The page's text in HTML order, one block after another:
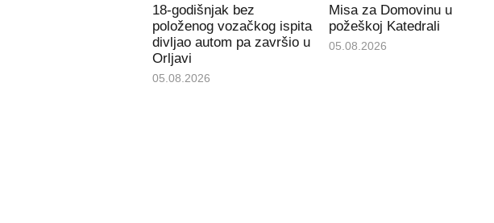
18-godišnjak bez
položenog vozačkog ispita
divljao autom pa završio u
Orljavi
05.08.2026
Misa za Domovinu u
požeškoj Katedrali
05.08.2026